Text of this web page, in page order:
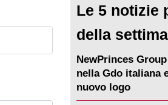
Le 5 notizie
della
NewPrinces
nella Gdo italiana
nuovo logo